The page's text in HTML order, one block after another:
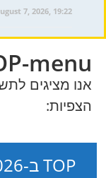
7, 2026, 19:22
menu
אנו מציגים
הצפיות:
TOP ב-08.08.2026